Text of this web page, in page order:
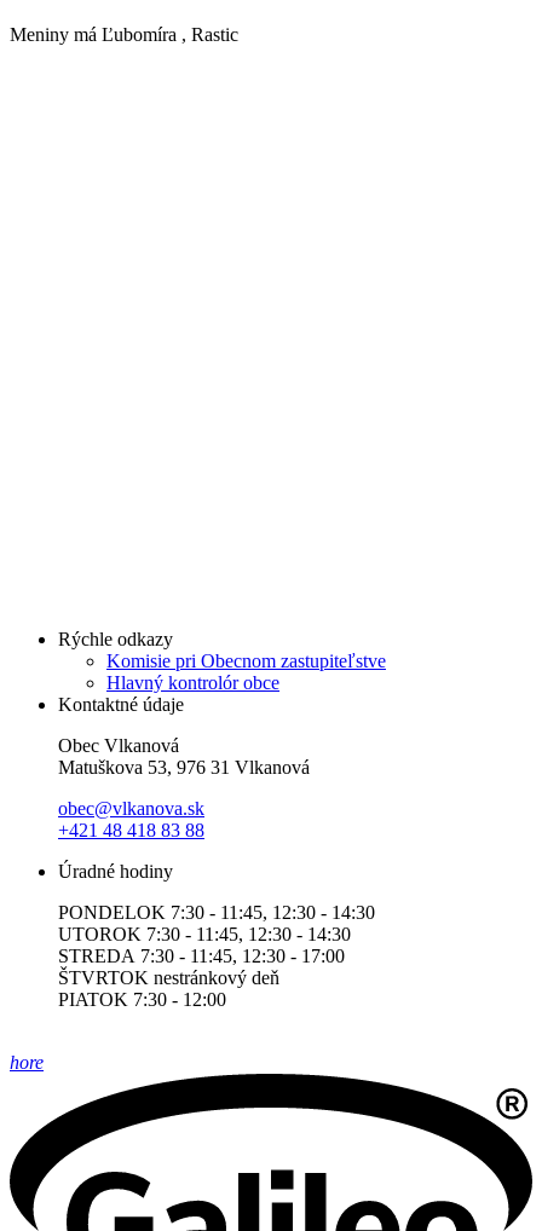
Meniny má Ľubomíra , Rastic
Rýchle odkazy
Komisie pri Obecnom zastupiteľstve
Hlavný kontrolór obce
Kontaktné údaje
Obec Vlkanová
Matuškova 53, 976 31 Vlkanová
obec@vlkanova.sk
+421 48 418 83 88
Úradné hodiny
PONDELOK 7:30 - 11:45, 12:30 - 14:30
UTOROK 7:30 - 11:45, 12:30 - 14:30
STREDA 7:30 - 11:45, 12:30 - 17:00
ŠTVRTOK nestránkový deň
PIATOK 7:30 - 12:00
hore